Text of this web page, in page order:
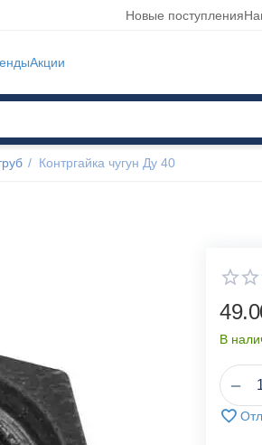
Новые поступления
Акции
/ Контргайка чугун Ду 40
В
−